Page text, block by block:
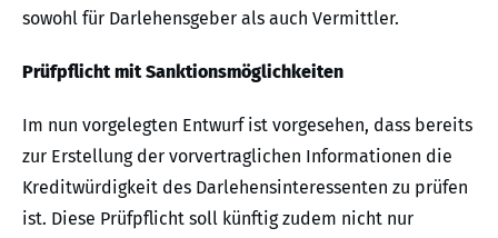
sowohl für Darlehensgeber als auch Vermittler.
Prüfpflicht mit Sanktionsmöglichkeiten
Im nun vorgelegten Entwurf ist vorgesehen, dass bereits
zur Erstellung der vorvertraglichen Informationen die
Kreditwürdigkeit des Darlehensinteressenten zu prüfen
ist. Diese Prüfpflicht soll künftig zudem nicht nur